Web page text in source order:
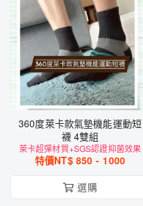
360度萊卡款氣墊機能運動短
襪 4雙組
萊卡超彈材質+SGS認證抑菌效果
特價NT$ 850 - 1000
選購